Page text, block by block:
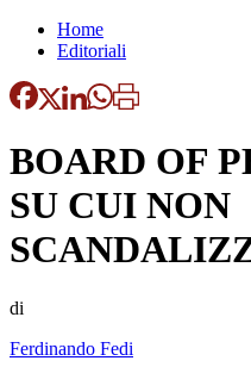
Home
Editoriali
BOARD OF
SU CUI NON
di
Ferdinando Fedi